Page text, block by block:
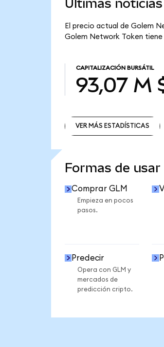
Últimas
El precio actual de Golem
Golem Network Token
CAPITALIZACIÓN BURSÁTIL
93,07 M
VER MÁS ESTADÍSTICAS
Formas de
Comprar GLM
Empieza en pocos
pasos.
Predecir
Opera con GLM y
mercados de
predicción cripto.